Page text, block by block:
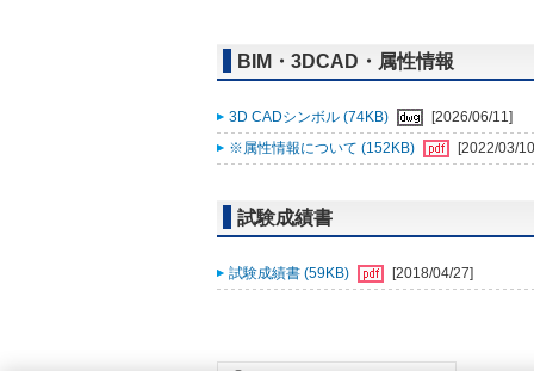
BIM・3DCAD・属性情報
3D CADシンボル (74KB)
[2026/06/11]
※属性情報について (152KB)
[2022/03/
試験成績書
試験成績書 (59KB) [2018/04/27]